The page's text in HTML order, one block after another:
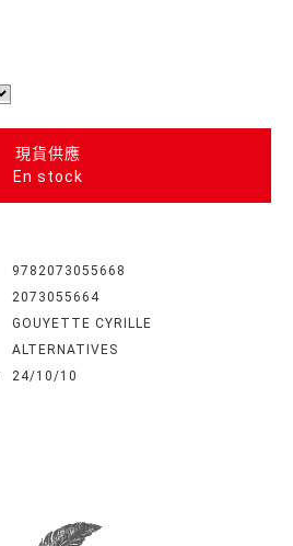
現貨供應
En stock
9782073055668
2073055664
GOUYETTE CYRILLE
ALTERNATIVES
24/10/10